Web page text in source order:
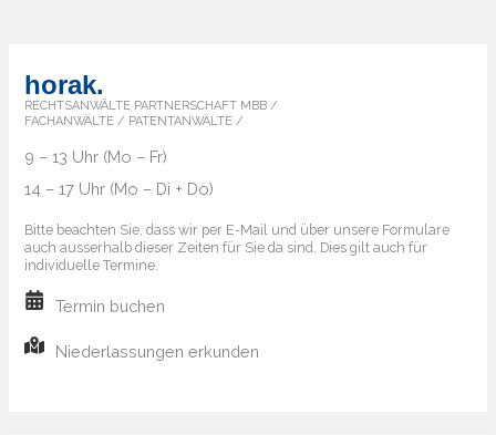
Schutz
Ihrer
Marke
horak.
RECHTSANWÄLTE PARTNERSCHAFT MBB /
FACHANWÄLTE / PATENTANWÄLTE /
9 – 13 Uhr (Mo – Fr)
14 – 17 Uhr (Mo – Di + Do)
Bitte beachten Sie, dass wir per E-Mail und über unsere Formulare
auch ausserhalb dieser Zeiten für Sie da sind. Dies gilt auch für
individuelle Termine.
Termin buchen
Niederlassungen erkunden